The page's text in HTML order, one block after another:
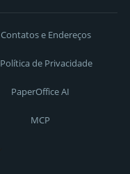
Contatos e Endereços
Política de Privacidade
PaperOffice AI
MCP